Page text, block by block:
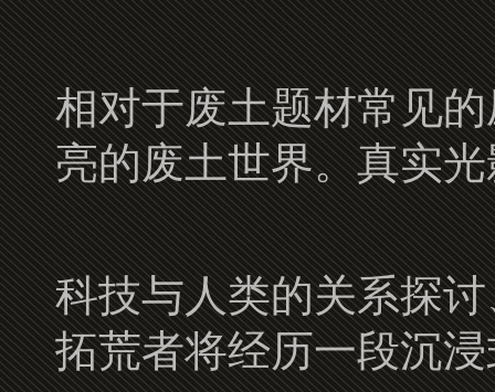
相对于废土题材常见
亮的废土世界。真实
科技与人类的关系探
拓荒者将经历一段沉